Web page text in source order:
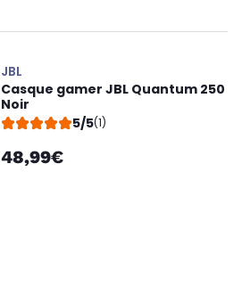
JBL
Casque gamer JBL Quantum 250
Noir
5/5(1)
48,99€